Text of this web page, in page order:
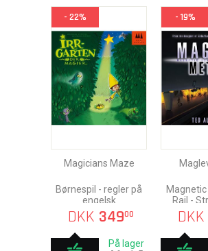
- 22%
Magicians Maze
Børnespil - regler på
engelsk
DKK 34900
På lager
- 19%
Rail -
DKK